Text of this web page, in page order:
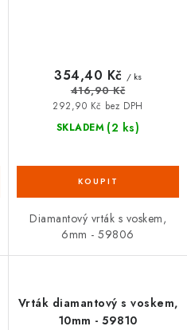
SKLADEM (2 ks)
292,90 Kč bez DPH
354,40 Kč / ks
416,90 Kč
Diamantový vrták s voskem,
6mm - 59806
Vrták diamantový s voskem,
10mm - 59810